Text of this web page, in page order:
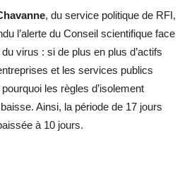
, du service politique de RFI,
l’alerte du Conseil scientifique face
virus : si de plus en plus d’actifs
et les services publics
les règles d’isolement
Ainsi, la période de 17 jours
à 10 jours.